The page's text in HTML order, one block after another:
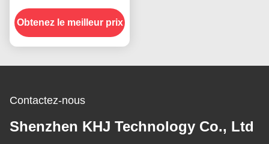
Obtenez le meilleur prix
Contactez-nous
Shenzhen KHJ Technology Co., Ltd